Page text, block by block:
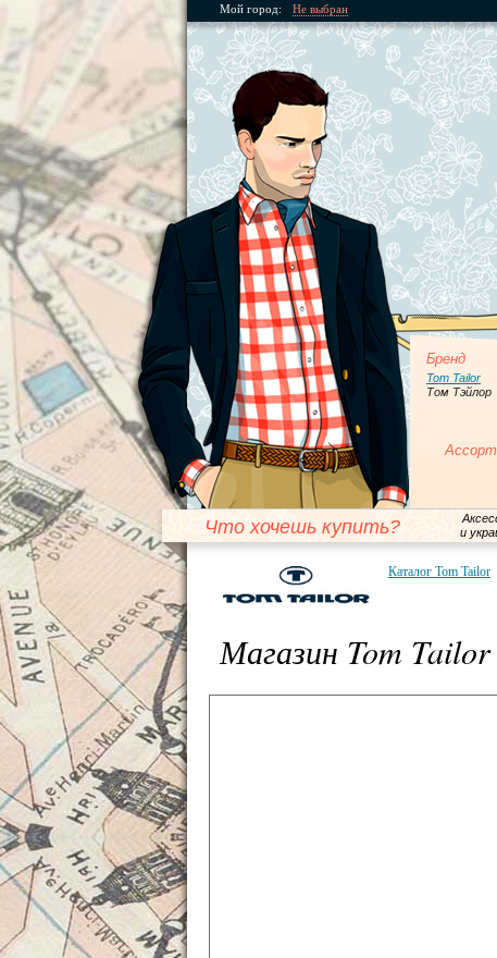
Мой город: Не выбран
Бренд
Tom Tailor
Том Тэйлор
Что хочешь купить?
и
Каталог Tom Tailor
Магазин Tom